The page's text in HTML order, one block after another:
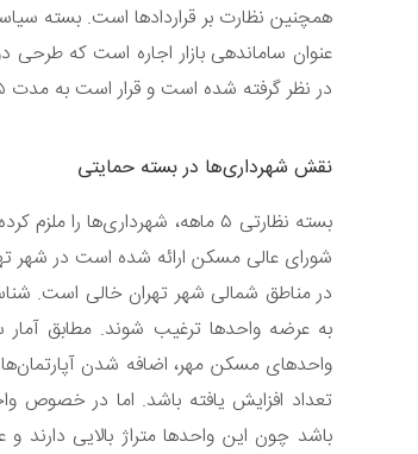
همچنین نظارت بر قراردادها است. بسته
عنوان ساماندهی بازار اجاره است که
در نظر گرفته شده است و قرار است به مدت ۵ ماه اجرا شود.
نقش شهرداری‌ها در بسته حمایتی
بسته نظارتی ۵ ماهه،
در مناطق شمالی شهر تهران خالی است.
واحدهای مسکن مهر، اضافه شدن
تعداد افزایش یافته باشد. اما در خصوص
باشد چون این واحدها متراژ بالایی دارند و